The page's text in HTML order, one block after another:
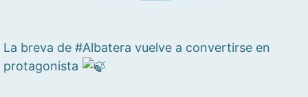
La breva de #Albatera vuelve a convertirse en
protagonista